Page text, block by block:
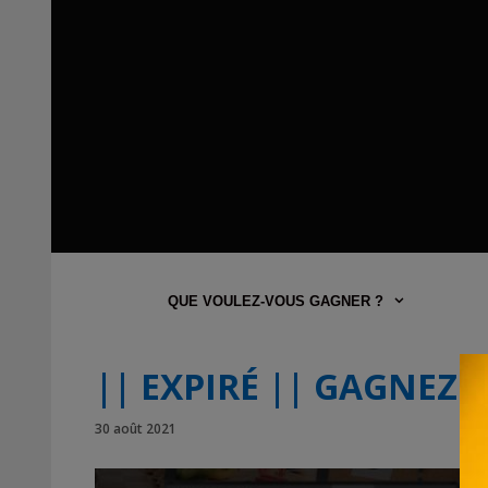
QUE VOULEZ-VOUS GAGNER ?
|| EXPIRÉ || GAGNEZ
30 août 2021